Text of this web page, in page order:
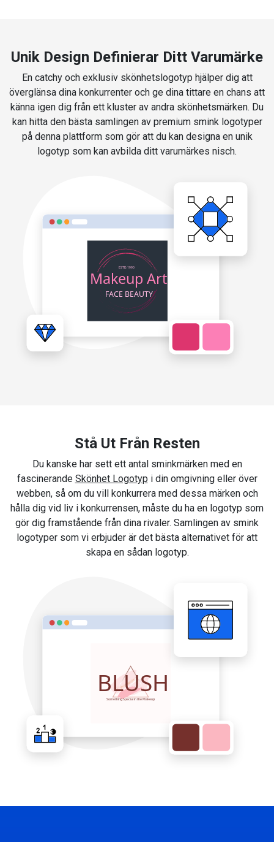
Unik Design Definierar Ditt Varumärke
En catchy och exklusiv skönhetslogotyp hjälper dig att
överglänsa dina konkurrenter och ge dina tittare en chans att
känna igen dig från ett kluster av andra skönhetsmärken. Du
kan hitta den bästa samlingen av premium smink logotyper
på denna plattform som gör att du kan designa en unik
logotyp som kan avbilda ditt varumärkes nisch.
Stå Ut Från Resten
Du kanske har sett ett antal sminkmärken med en
fascinerande Skönhet Logotyp i din omgivning eller över
webben, så om du vill konkurrera med dessa märken och
hålla dig vid liv i konkurrensen, måste du ha en logotyp som
gör dig framstående från dina rivaler. Samlingen av smink
logotyper som vi erbjuder är det bästa alternativet för att
skapa en sådan logotyp.